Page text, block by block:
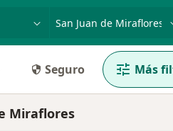
Seguro Más
Miraflores